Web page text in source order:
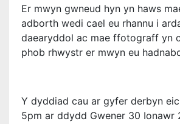
Er mwyn gwneud hyn yn haws
adborth wedi cael eu rhannu i
daearyddol ac mae ffotograff yn
phob rhwystr er mwyn eu
Y dyddiad cau ar gyfer derbyn
5pm ar ddydd Gwener 30 Ionawr